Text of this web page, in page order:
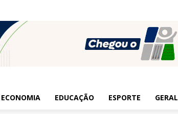
ECONOMIA EDUCAÇÃO ESPORTE GERAL